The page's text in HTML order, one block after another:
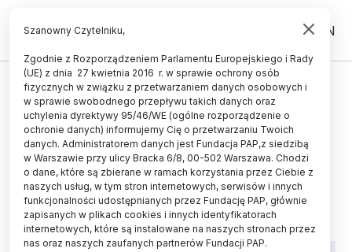
PL EN
STUDENT
„Puls Biznesu”: W Polsce brakuje
1,5 mln mieszkań i 400 tys. miejsc
w akademikach
22.10.2025
aktualizacja: 22.10.2025
1 minuta czytania
Szanowny Czytelniku,
Zgodnie z Rozporządzeniem Parlamentu Europejskiego i Rady
(UE) z dnia 27 kwietnia 2016 r. w sprawie ochrony osób
fizycznych w związku z przetwarzaniem danych osobowych i
w sprawie swobodnego przepływu takich danych oraz
uchylenia dyrektywy 95/46/WE (ogólne rozporządzenie o
ochronie danych) informujemy Cię o przetwarzaniu Twoich
danych. Administratorem danych jest Fundacja PAP,z siedzibą
w Warszawie przy ulicy Bracka 6/8, 00-502 Warszawa. Chodzi
o dane, które są zbierane w ramach korzystania przez Ciebie z
naszych usług, w tym stron internetowych, serwisów i innych
funkcjonalności udostępnianych przez Fundację PAP, głównie
zapisanych w plikach cookies i innych identyfikatorach
internetowych, które są instalowane na naszych stronach przez
nas oraz naszych zaufanych partnerów Fundacji PAP.